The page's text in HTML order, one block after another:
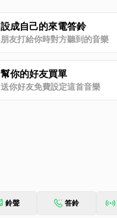
設成自己的來電答鈴
朋友打給你時對方聽到的音樂
幫你的好友買單
送你好友免費設定這首音樂
鈴聲 答鈴